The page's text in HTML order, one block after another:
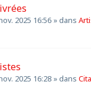
2025 16:56 » dans
2025 16:28 » dans